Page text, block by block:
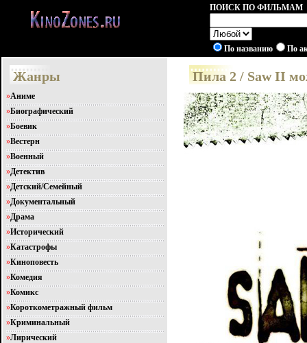
ПОИСК ПО ФИЛЬМАМ
По названию По
Жанры
»Аниме
»Биографический
»Боевик
»Вестерн
»Военный
»Детектив
»Детский/Семейный
»Документальный
»Драма
»Исторический
»Катастрофы
»Киноповесть
»Комедия
»Комикс
»Короткометражный фильм
»Криминальный
»Лирический
Пила 2 / Saw II